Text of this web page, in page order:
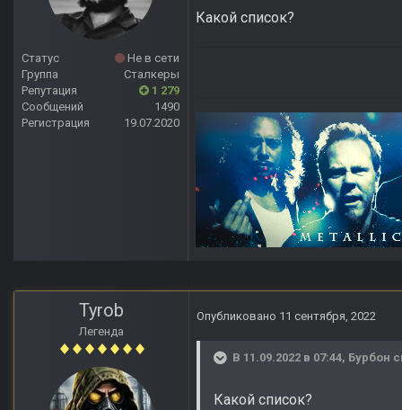
Статус
Не в сети
Группа
Сталкеры
Репутация
1 279
Сообщений
1490
Регистрация
19.07.2020
Какой список?
Tyrob
Легенда
Опубликовано 11 сентября, 2022
В 11.09.2022 в 07:44, Бурбон
Какой список?